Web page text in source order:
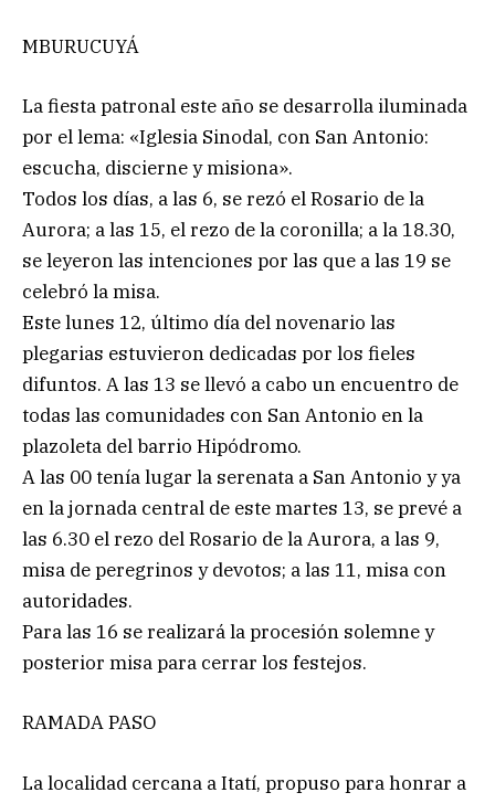
MBURUCUYÁ
La fiesta patronal este año se desarrolla iluminada
por el lema: «Iglesia Sinodal, con San Antonio:
escucha, discierne y misiona».
Todos los días, a las 6, se rezó el Rosario de la
Aurora; a las 15, el rezo de la coronilla; a la 18.30,
se leyeron las intenciones por las que a las 19 se
celebró la misa.
Este lunes 12, último día del novenario las
plegarias estuvieron dedicadas por los fieles
difuntos. A las 13 se llevó a cabo un encuentro de
todas las comunidades con San Antonio en la
plazoleta del barrio Hipódromo.
A las 00 tenía lugar la serenata a San Antonio y ya
en la jornada central de este martes 13, se prevé a
las 6.30 el rezo del Rosario de la Aurora, a las 9,
misa de peregrinos y devotos; a las 11, misa con
autoridades.
Para las 16 se realizará la procesión solemne y
posterior misa para cerrar los festejos.
RAMADA PASO
La localidad cercana a Itatí, propuso para honrar a